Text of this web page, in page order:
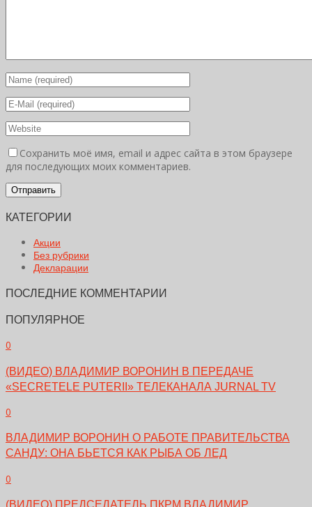
Сохранить моё имя, email и адрес сайта в этом браузере
для последующих моих комментариев.
КАТЕГОРИИ
Акции
Без рубрики
Декларации
ПОСЛЕДНИЕ КОММЕНТАРИИ
ПОПУЛЯРНОЕ
0
(ВИДЕО) ВЛАДИМИР ВОРОНИН В ПЕРЕДАЧЕ
«SECRETELE PUTERII» ТЕЛЕКАНАЛА JURNAL TV
0
ВЛАДИМИР ВОРОНИН О РАБОТЕ ПРАВИТЕЛЬСТВА
САНДУ: ОНА БЬЕТСЯ КАК РЫБА ОБ ЛЕД
0
(ВИДЕО) ПРЕДСЕДАТЕЛЬ ПКРМ ВЛАДИМИР